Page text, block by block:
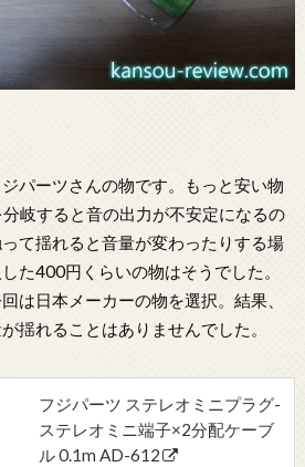
パーツさんの物です。もっと安い物
岐すると音の出力が不安定になるの
て揺れると音量が変わったりする場
た400円くらいの物はそうでした。
は日本メーカーの物を選択。結果、
揺れることはありませんでした。
フジパーツ ステレオミニプラグ-
ステレオミニ端子×2分配ケーブ
ル 0.1m AD-612